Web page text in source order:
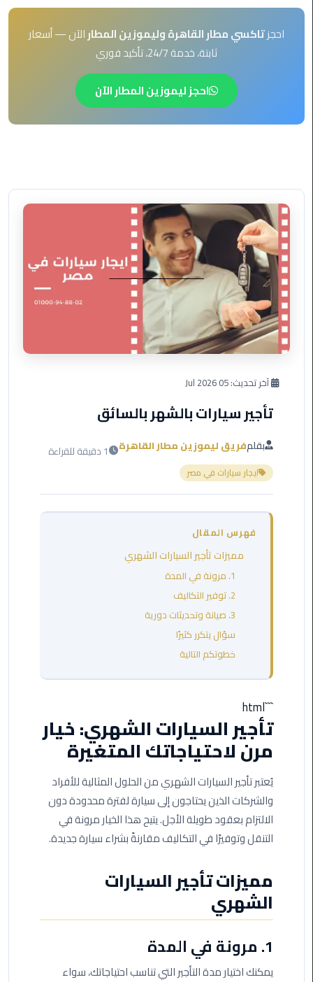
EN
AR
برج
ليموزين
ليموزين
برج
العرب
القاهرة
ليموزين
برج
العرب
دهب
العرب
ليموزين
ليموزين
العالمين
ليموزين
العرب
اسكندرية
ليموزين
العرب
الاسكندرية
القاهرة
احجزتاكسي مطار القاهرة وليموزين المطارالآن — أسعار
ثابتة، خدمة 24/7، تأكيد فوري
احجز ليموزين المطار الآن
آخر تحديث:05 Jul 2026
تأجير سيارات بالشهر بالسائق
بقلمفريق ليموزين مطار القاهرة 1 دقيقة للقراءة
ايجار سيارات في مصر
فهرس المقال
مميزات تأجير السيارات الشهري
1. مرونة في المدة
2. توفير التكاليف
3. صيانة وتحديثات دورية
سؤال يتكرر كثيرًا
خطوتكم التالية
```html
تأجير السيارات الشهري: خيار
مرن لاحتياجاتك المتغيرة
يُعتبر تأجير السيارات الشهري من الحلول المثالية للأفراد
والشركات الذين يحتاجون إلى سيارة لفترة محدودة دون
الالتزام بعقود طويلة الأجل. يتيح هذا الخيار مرونة في
التنقل وتوفيرًا في التكاليف مقارنةً بشراء سيارة جديدة.
مميزات تأجير السيارات
الشهري
1. مرونة في المدة
يمكنك اختيار مدة التأجير التي تناسب احتياجاتك، سواء